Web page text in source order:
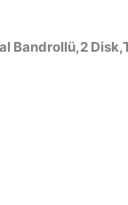
Bandrollü,2